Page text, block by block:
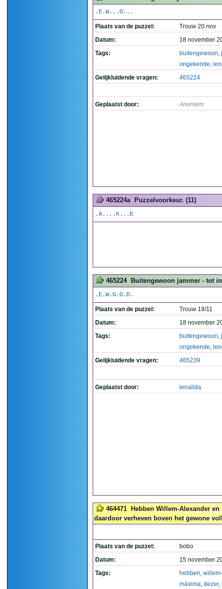
.E.W...O...
Plaats van de puzzel:
Trouw 20 nov
Datum:
18 november
Tags:
buitengewoon,
ongekende,
Gelijkluidende vragen:
465224
Geplaatst door: Anoniem
465224a Puzzelvoorkeur. (11)
.A....K...E
465224 Buitengewoon jammer - tot
.E.W.G.O.D.
Plaats van de puzzel:
Trouw 18/11
Datum:
18 november
Tags:
buitengewoon,
ongekende,
Gelijkluidende vragen:
465239
Geplaatst door: lenalida
464471
Hebben Willem-Alexander
daardoor verheven boven het gewone
Plaats van de puzzel:
bobo
Datum:
15 november
Tags:
hebben,
máxima, dezer,